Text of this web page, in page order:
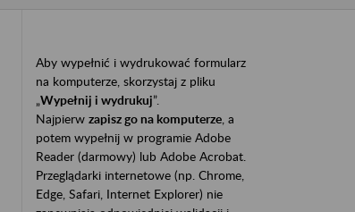
Aby wypełnić i wydrukować formularz
na komputerze, skorzystaj z pliku
„Wypełnij i wydrukuj”.
Najpierw zapisz go na komputerze , a
potem wypełnij w programie Adobe
Reader (darmowy) lub Adobe Acrobat.
Przeglądarki internetowe (np. Chrome,
Edge, Safari, Internet Explorer) nie